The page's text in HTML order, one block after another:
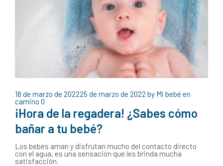
18 de marzo de 202225 de marzo de 2022 by Mi bebé en
camino 0
¡Hora de la regadera! ¿Sabes cómo
bañar a tu bebé?
Los bebés aman y disfrutan mucho del contacto directo
con el agua, es una sensación que les brinda mucha
satisfacción.